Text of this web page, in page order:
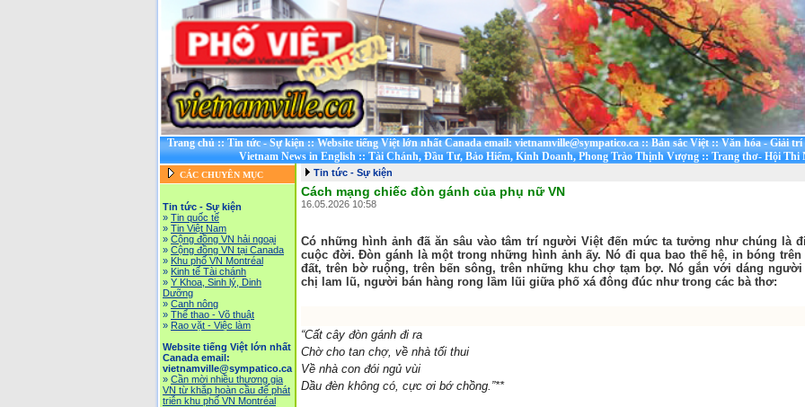
Trang chủ::Tin tức - Sự kiện::Website tiếng Việt lớn nhất Canada email: vietnamville@sympatico.ca::Bản sắc Việt::Văn hóa - Giải trí
Vietnam News in English::Tài Chánh, Đầu Tư, Bảo Hiểm, Kinh Doanh, Phong Trào Thịnh Vượng::Trang thơ- Hội Thi
CÁC CHUYÊN MỤC
Tin tức - Sự kiện
» Tin quốc tế
» Tin Việt Nam
» Cộng đồng VN hải ngoại
» Cộng đồng VN tại Canada
» Khu phố VN Montréal
» Kinh tế Tài chánh
» Y Khoa, Sinh lý, Dinh
Dưỡng
» Canh nông
» Thể thao - Võ thuật
» Rao vặt - Việc làm
Website tiếng Việt lớn nhất
Canada email:
vietnamville@sympatico.ca
» Cần mời nhiều thương gia
VN từ khắp hoàn cầu để phát
triễn khu phố VN Montréal
Tin tức - Sự kiện
Cách mạng chiếc đòn gánh của phụ nữ VN
16.05.2026 10:58
Có những hình ảnh đã ăn sâu vào tâm trí người Việt đến mức ta tưởng như chúng là
cuộc đời. Đòn gánh là một trong những hình ảnh ấy. Nó đi qua bao thế hệ, in bóng
đất, trên bờ ruộng, trên bến sông, trên những khu chợ tạm bợ. Nó gắn với dáng
chị lam lũ, người bán hàng rong lầm lũi giữa phố xá đông đúc như trong các bà thơ:
“Cất cây đòn gánh đi ra
Chờ cho tan chợ, về nhà tối thui
Về nhà con đói ngủ vùi
Dầu đèn không có, cực ơi bớ chồng.”**